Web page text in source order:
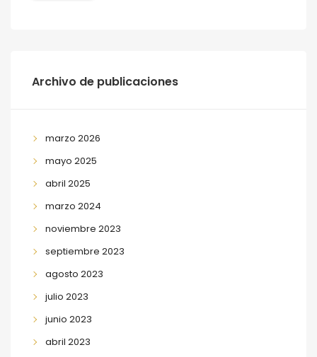
Archivo de publicaciones
marzo 2026
mayo 2025
abril 2025
marzo 2024
noviembre 2023
septiembre 2023
agosto 2023
julio 2023
junio 2023
abril 2023